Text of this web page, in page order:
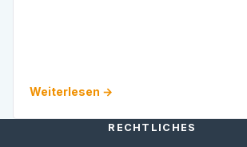
Weiterlesen →
RECHTLICHES